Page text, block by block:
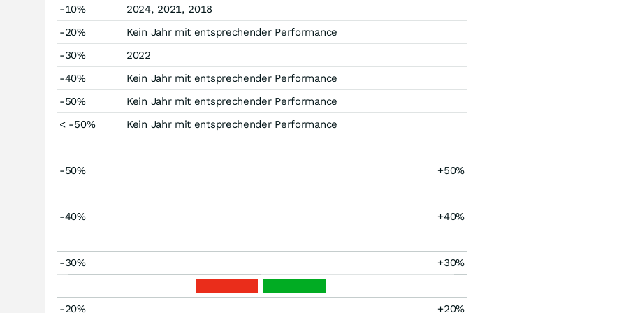
-10%
2024, 2021, 2018
-20%
Kein Jahr mit entsprechender Performance
-30%
2022
-40%
Kein Jahr mit entsprechender Performance
-50%
Kein Jahr mit entsprechender Performance
< -50%
Kein Jahr mit entsprechender Performance
-50% +50%
-40% +40%
-30% +30%
-20% +20%